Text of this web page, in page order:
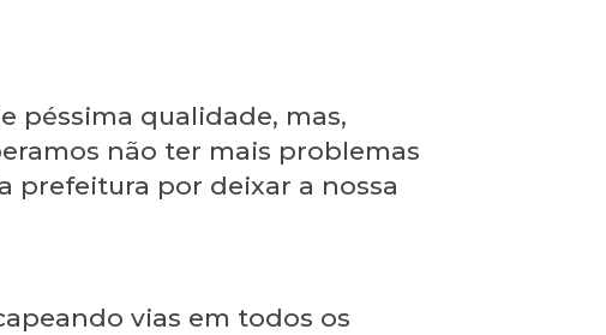
péssima qualidade, mas,
não ter mais problemas
prefeitura por deixar a nossa
vias em todos os